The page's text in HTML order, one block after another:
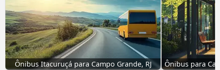
Ônibus Itacuruçá para Campo Grande, RJ Ônibus para